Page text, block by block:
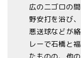
広の二ゴロの
野安打を浴び
悪送球などが
レーで石橋と